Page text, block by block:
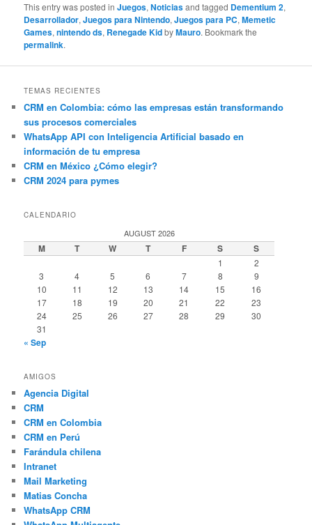
This entry was posted inJuegos,Noticiasand tagged Dementium 2,
Desarrollador,Juegos para Nintendo,Juegos para PC,Memetic
Games,nintendo ds, Renegade KidbyMauro. Bookmark the
permalink.
TEMAS RECIENTES
CRM en Colombia: cómo las empresas están transformando
sus procesos comerciales
WhatsApp API con Inteligencia Artificial basado en
información de tu empresa
CRM en México ¿Cómo elegir?
CRM 2024 para pymes
CALENDARIO
AUGUST 2026
M T W T F S S
1
2
3
4 5 6 7 8
9
10
11 12 13 14 15
16
17
18 19 20 21 22
23
24
25 26 27 28 29
30
31
« Sep
AMIGOS
Agencia Digital
CRM
CRM en Colombia
CRM en Perú
Farándula chilena
Intranet
Mail Marketing
Matias Concha
WhatsApp CRM